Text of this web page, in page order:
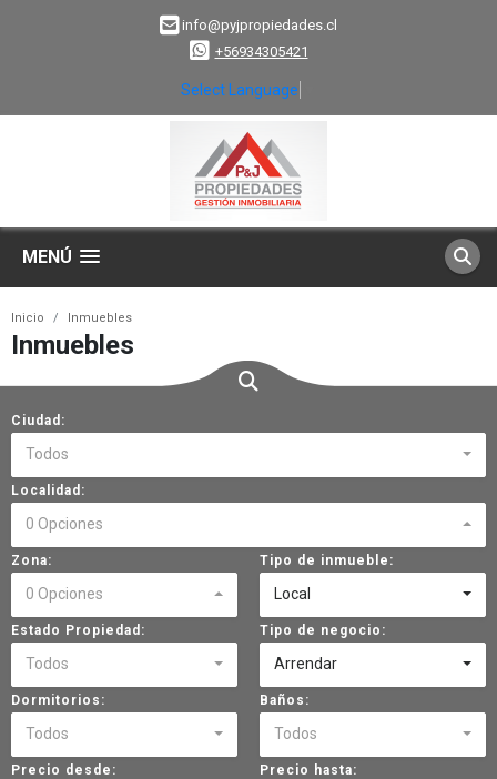
info@pyjpropiedades.cl
+56934305421
Select Language
MENÚ
Inicio Inmuebles
Inmuebles
Ciudad:
Todos
Localidad:
0 Opciones
Zona:
0 Opciones
Tipo de inmueble:
Local
Estado Propiedad:
Todos
Tipo de negocio:
Arrendar
Dormitorios:
Todos
Baños:
Todos
Precio desde: Precio hasta: